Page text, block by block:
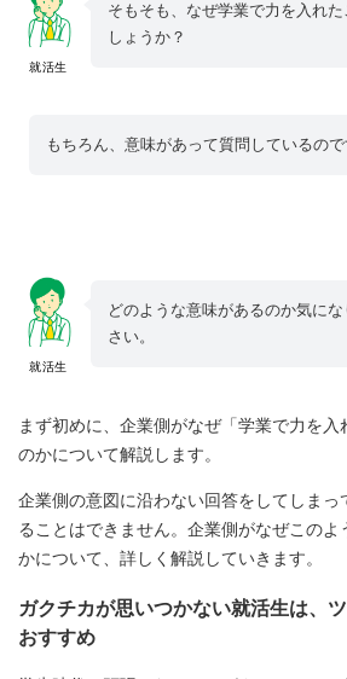
就活生
そもそも、なぜ学業で力を入れ
しょうか？
もちろん、意味があって質問しているので
就活生
どのような意味があるのか気に
さい。
まず初めに、企業側がなぜ「学業で力を入
のかについて解説します。
企業側の意図に沿わない回答をしてしまっ
ることはできません。企業側がなぜこの
かについて、詳しく解説していきます。
ガクチカが思いつかない就活生は、
おすすめ